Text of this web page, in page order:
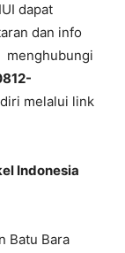
dapat
dan info
menghubungi
melalui link
Indonesia
Batu Bara